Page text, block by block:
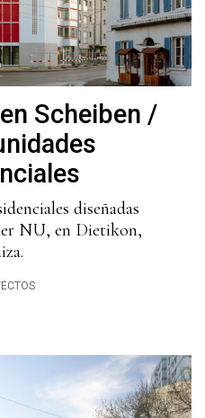
Scheiben /
diseñadas
NU, en Dietikon,